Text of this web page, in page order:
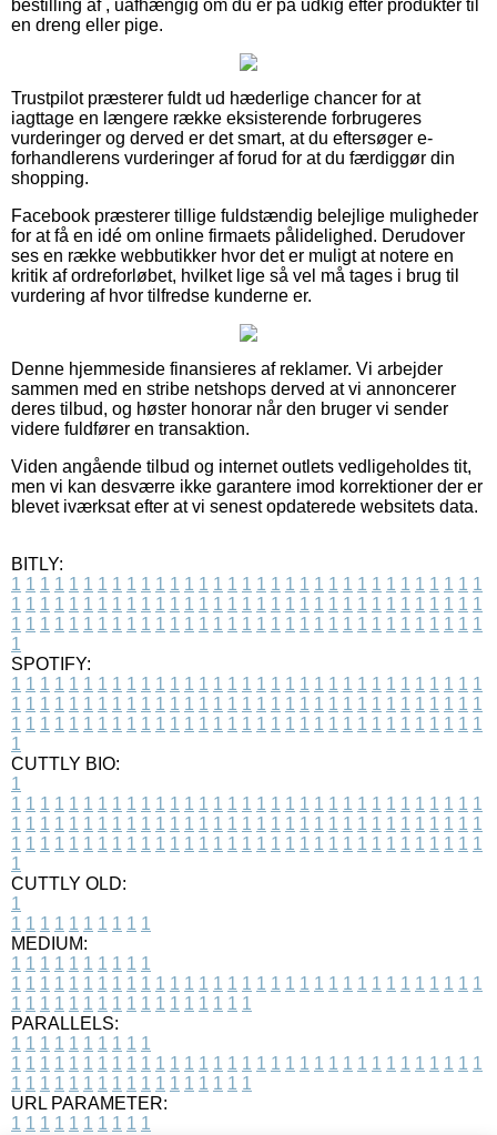
bestilling af , uafhængig om du er på udkig efter produkter til
en dreng eller pige.
Trustpilot præsterer fuldt ud hæderlige chancer for at
iagttage en længere række eksisterende forbrugeres
vurderinger og derved er det smart, at du eftersøger e-
forhandlerens vurderinger af forud for at du færdiggør din
shopping.
Facebook præsterer tillige fuldstændig belejlige muligheder
for at få en idé om online firmaets pålidelighed. Derudover
ses en række webbutikker hvor det er muligt at notere en
kritik af ordreforløbet, hvilket lige så vel må tages i brug til
vurdering af hvor tilfredse kunderne er.
Denne hjemmeside finansieres af reklamer. Vi arbejder
sammen med en stribe netshops derved at vi annoncerer
deres tilbud, og høster honorar når den bruger vi sender
videre fuldfører en transaktion.
Viden angående tilbud og internet outlets vedligeholdes tit,
men vi kan desværre ikke garantere imod korrektioner der er
blevet iværksat efter at vi senest opdaterede websitets data.
BITLY:
1 1 1 1 1 1 1 1 1 1 1 1 1 1 1 1 1 1 1 1 1 1 1 1 1 1 1 1 1 1 1 1 1
1 1 1 1 1 1 1 1 1 1 1 1 1 1 1 1 1 1 1 1 1 1 1 1 1 1 1 1 1 1 1 1 1
1 1 1 1 1 1 1 1 1 1 1 1 1 1 1 1 1 1 1 1 1 1 1 1 1 1 1 1 1 1 1 1 1
1
SPOTIFY:
1 1 1 1 1 1 1 1 1 1 1 1 1 1 1 1 1 1 1 1 1 1 1 1 1 1 1 1 1 1 1 1 1
1 1 1 1 1 1 1 1 1 1 1 1 1 1 1 1 1 1 1 1 1 1 1 1 1 1 1 1 1 1 1 1 1
1 1 1 1 1 1 1 1 1 1 1 1 1 1 1 1 1 1 1 1 1 1 1 1 1 1 1 1 1 1 1 1 1
1
CUTTLY BIO:
1
1 1 1 1 1 1 1 1 1 1 1 1 1 1 1 1 1 1 1 1 1 1 1 1 1 1 1 1 1 1 1 1 1
1 1 1 1 1 1 1 1 1 1 1 1 1 1 1 1 1 1 1 1 1 1 1 1 1 1 1 1 1 1 1 1 1
1 1 1 1 1 1 1 1 1 1 1 1 1 1 1 1 1 1 1 1 1 1 1 1 1 1 1 1 1 1 1 1 1
1
CUTTLY OLD:
1
1 1 1 1 1 1 1 1 1 1
MEDIUM:
1 1 1 1 1 1 1 1 1 1
1 1 1 1 1 1 1 1 1 1 1 1 1 1 1 1 1 1 1 1 1 1 1 1 1 1 1 1 1 1 1 1 1
1 1 1 1 1 1 1 1 1 1 1 1 1 1 1 1 1
PARALLELS:
1 1 1 1 1 1 1 1 1 1
1 1 1 1 1 1 1 1 1 1 1 1 1 1 1 1 1 1 1 1 1 1 1 1 1 1 1 1 1 1 1 1 1
1 1 1 1 1 1 1 1 1 1 1 1 1 1 1 1 1
URL PARAMETER:
1 1 1 1 1 1 1 1 1 1